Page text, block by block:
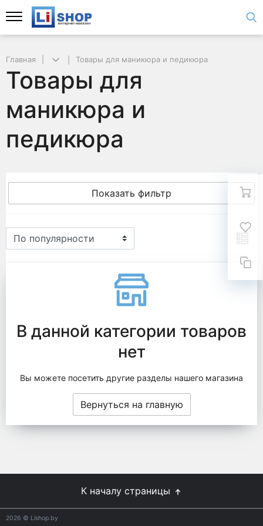
Главная Товары для маникюра и педикюра
Товары для
маникюра и
педикюра
Показать фильтр
В данной категории товаров
нет
Вы можете посетить другие разделы нашего магазина
Вернуться на главную
К началу страницы
2026 © Lishop.by